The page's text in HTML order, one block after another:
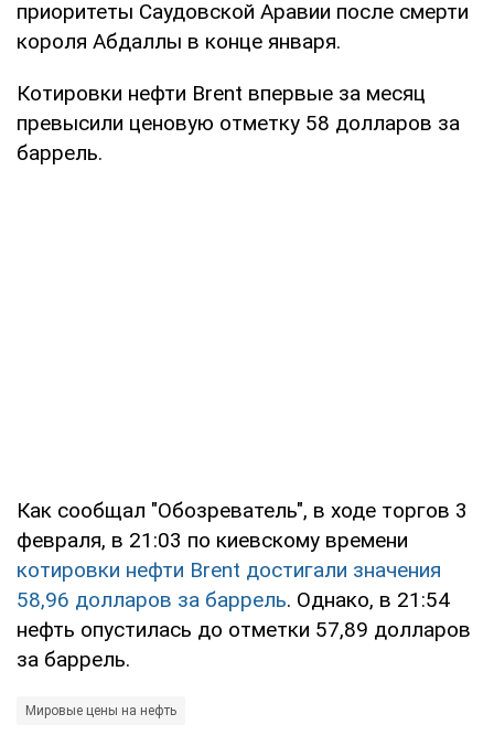
приоритеты Саудовской Аравии после смерти
короля Абдаллы в конце января.
Котировки нефти Brent впервые за месяц
превысили ценовую отметку 58 долларов за
баррель.
Как сообщал "Обозреватель", в ходе торгов 3
февраля, в 21:03 по киевскому времени
котировки нефти Brent достигали значения
58,96 долларов за баррель. Однако, в 21:54
нефть опустилась до отметки 57,89 долларов
за баррель.
Мировые цены на нефть